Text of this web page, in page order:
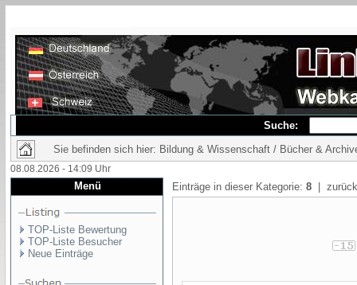
Suche:
Sie befinden sich hier: Bildung & Wissenschaft / Bücher &
08.08.2026 - 14:09 Uhr
Menü
TOP-Liste Bewertung
TOP-Liste Besucher
Neue Einträge
Einträge in dieser Kategorie: 8 |